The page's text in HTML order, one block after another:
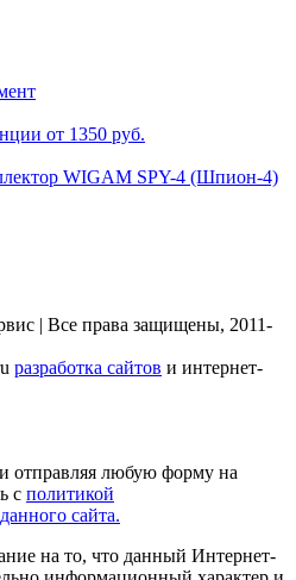
от 1350 руб.
WIGAM SPY-4 (Шпион-4)
| Все права защищены, 2011-
разработка сайтов и интернет-
отправляя любую форму на
с политикой
сайта.
на то, что данный Интернет-